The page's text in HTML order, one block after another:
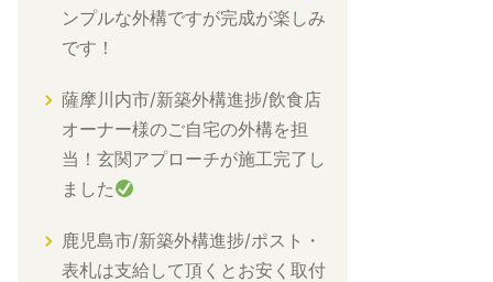
ンプルな外構ですが完成が楽しみ
です！
薩摩川内市/新築外構進捗/飲食店
オーナー様のご自宅の外構を担
当！玄関アプローチが施工完了し
ました
鹿児島市/新築外構進捗/ポスト・
表札は支給して頂くとお安く取付